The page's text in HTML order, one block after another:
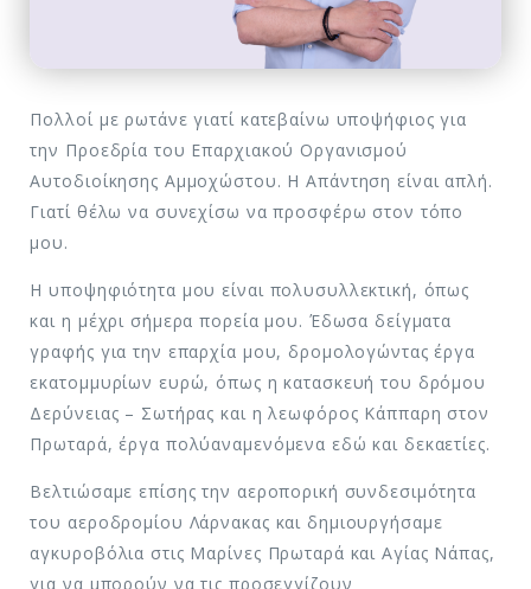
Πολλοί με ρωτάνε γιατί κατεβαίνω υποψήφιος για
την Προεδρία του Επαρχιακού Οργανισμού
Αυτοδιοίκησης Αμμοχώστου. Η Απάντηση είναι απλή.
Γιατί θέλω να συνεχίσω να προσφέρω στον τόπο
μου.
Η υποψηφιότητα μου είναι πολυσυλλεκτική, όπως
και η μέχρι σήμερα πορεία μου. Έδωσα δείγματα
γραφής για την επαρχία μου, δρομολογώντας έργα
εκατομμυρίων ευρώ, όπως η κατασκευή του δρόμου
Δερύνειας – Σωτήρας και η λεωφόρος Κάππαρη στον
Πρωταρά, έργα πολύαναμενόμενα εδώ και δεκαετίες.
Βελτιώσαμε επίσης την αεροπορική συνδεσιμότητα
του αεροδρομίου Λάρνακας και δημιουργήσαμε
αγκυροβόλια στις Μαρίνες Πρωταρά και Αγίας Νάπας,
για να μπορούν να τις προσεγγίζουν